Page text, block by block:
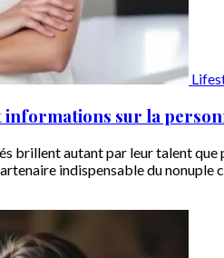
informations sur la
brillent autant par leur talent
indispensable du nonuple